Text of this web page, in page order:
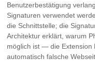
Benutzerbestätigung
Signaturen verwendet
die Schnittstelle; die
Architektur erklärt, warum
möglich ist — die Extension
automatisch falsche